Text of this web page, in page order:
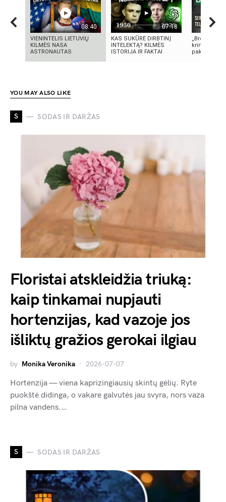
08:40
VIENINTELIS LIETUVIŲ
KILMĖS NASA
ASTRONAUTAS
07:18
KAS SUKŪRĖ DIRBTINĮ
INTELEKTĄ? KILMĖS
ISTORIJA IR FAKTAI
„Bręstantis
kriminalinis
pakeitęs
YOU MAY ALSO LIKE
S SODAS IR DARŽAS
Floristai atskleidžia triuką:
kaip tinkamai nupjauti
hortenzijas, kad vazoje jos
išliktų gražios gerokai ilgiau
by Monika Veronika 2026-07-07
Hortenzija — viena kaprizingiausių skintų gėlių. Ryte
puokštė didinga, o vakare galvutės jau svyra, nors vaza
pilna vandens.…
S SODAS IR DARŽAS